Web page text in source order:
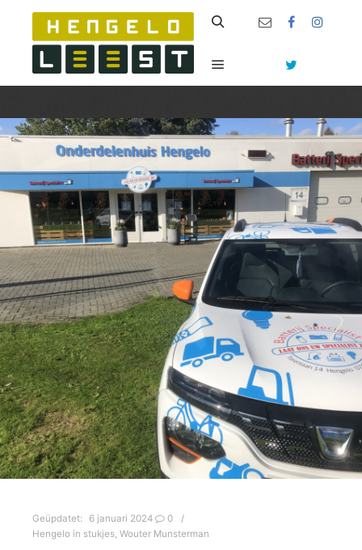
Hoofdmenu
Geüpdatet: 6 januari 2024
0
Hengelo in stukjes, Wouter Munsterman